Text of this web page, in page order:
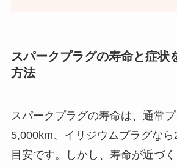
スパークプラグの寿命と症状
方法
スパークプラグの寿命は、通常
5,000km、イリジウムプラグな
目安です。しかし、寿命が近づ